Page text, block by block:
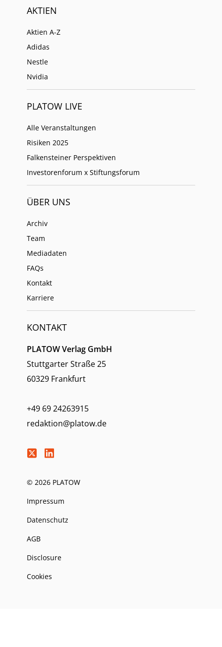
AKTIEN
Aktien A-Z
Adidas
Nestle
Nvidia
PLATOW LIVE
Alle Veranstaltungen
Risiken 2025
Falkensteiner Perspektiven
Investorenforum x Stiftungsforum
ÜBER UNS
Archiv
Team
Mediadaten
FAQs
Kontakt
Karriere
KONTAKT
PLATOW Verlag GmbH
Stuttgarter Straße 25
60329 Frankfurt
+49 69 24263915
redaktion@platow.de
© 2026 PLATOW
Impressum
Datenschutz
AGB
Disclosure
Cookies